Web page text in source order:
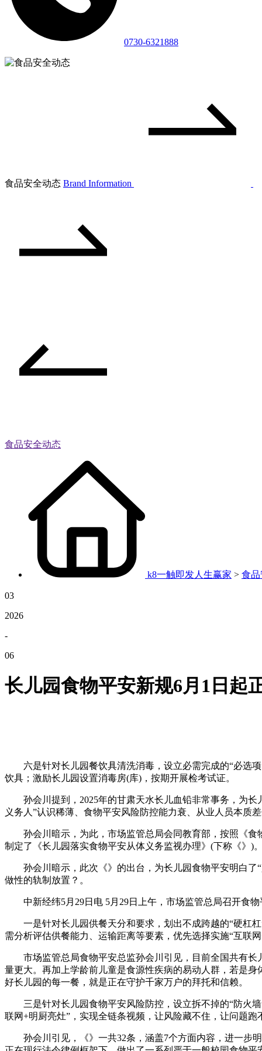
0730-6321888
食品安全动态 Brand Information
食品安全动态
k8一触即发人生赢家 > 食
03
2026
-
06
长儿园食物平安新规6月1日起
六是针对长儿园餐饮具清洗消毒，设立必需完成的“必选项
饮具；激励长儿园设置消毒房(库)，按期开展检考试证。
孙会川提到，2025年的甘肃天水长儿血铅非常事务，为长
义务人”认识稀薄、食物平安风险防控能力衰、从业人员本质
孙会川暗示，为此，市场监管总局会同教育部，按照《食
制定了《长儿园落实食物平安从体义务监视办理》(下称《》)
孙会川暗示，此次《》的出台，为长儿园食物平安明白了“
做性的轨制放置？。
中新经纬5月29日电 5月29日上午，市场监管总局召开食物
一是针对长儿园供餐天分和要求，划出不成跨越的“硬杠杠
需分析评估供餐能力、运输距离等要素，优先选择实施“互联
市场监管总局食物平安总监孙会川引见，目前全国共有长
量更大。再加上学龄前儿童是食源性疾病的易动人群，若是
好长儿园的每一餐，就是正在守护千家万户的拜托和信赖。
三是针对长儿园食物平安风险防控，设立拆不掉的“防火墙
联网+明厨亮灶”，实现全链条视频，让风险藏不住，让问题跑
孙会川引见，《》一共32条，涵盖7个方面内容，进一步明